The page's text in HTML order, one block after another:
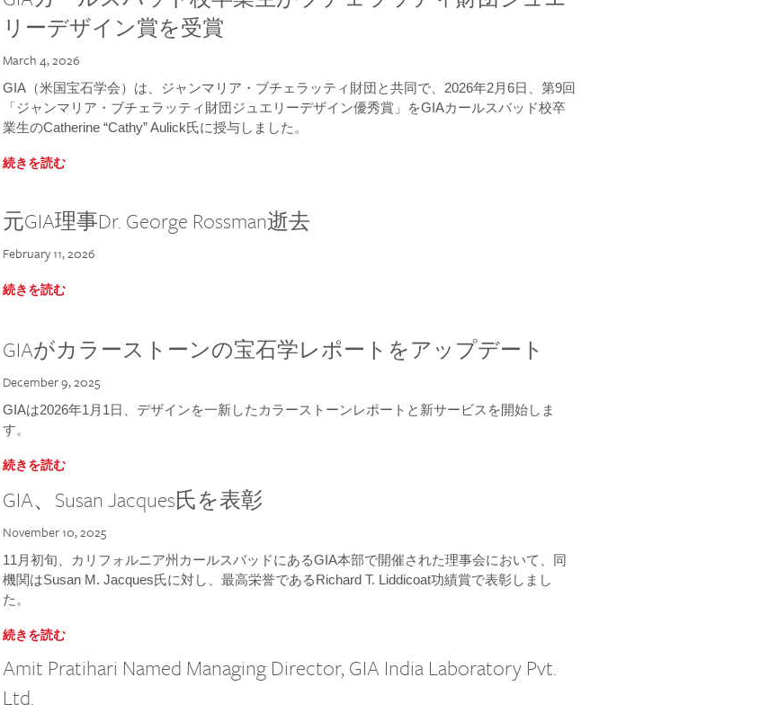
リーデザイン賞を受賞
March 4, 2026
GIA（米国宝石学会）は、ジャンマリア・ブチェラッティ財団と共同で、2026年2月6日、第9回
「ジャンマリア・ブチェラッティ財団ジュエリーデザイン優秀賞」をGIAカールスバッド校卒
業生のCatherine “Cathy” Aulick氏に授与しました。
続きを読む
元GIA理事Dr. George Rossman逝去
February 11, 2026
続きを読む
GIAがカラーストーンの宝石学レポートをアップデート
December 9, 2025
GIAは2026年1月1日、デザインを一新したカラーストーンレポートと新サービスを開始しま
す。
続きを読む
GIA、Susan Jacques氏を表彰
November 10, 2025
11月初旬、カリフォルニア州カールスバッドにあるGIA本部で開催された理事会において、同
機関はSusan M. Jacques氏に対し、最高栄誉であるRichard T. Liddicoat功績賞で表彰しまし
た。
続きを読む
Amit Pratihari Named Managing Director, GIA India Laboratory Pvt.
Ltd.